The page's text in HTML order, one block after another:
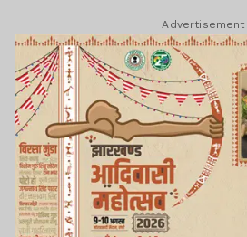
Advertisement